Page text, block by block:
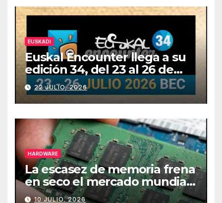
EUSKADI
Euskal Encounter llega a su
edición 34, del 23 al 26 de
julio
22 JULIO, 2026
HARDWARE
La escasez de memoria frena
en seco el mercado mundial
de PCs
10 JULIO, 2026